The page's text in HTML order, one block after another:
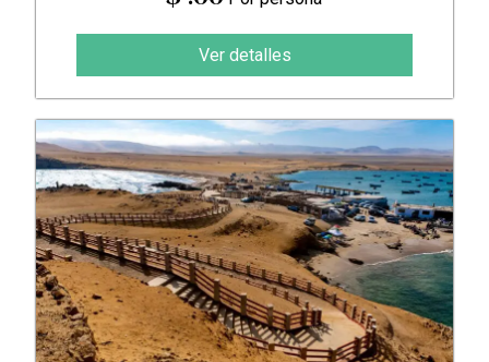
Ver detalles